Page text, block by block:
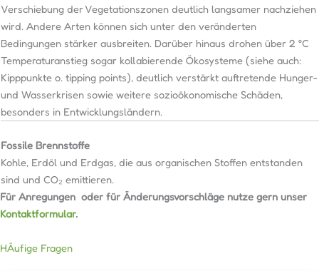
Verschiebung der Vegetationszonen deutlich langsamer nachziehen
wird. Andere Arten können sich unter den veränderten
Bedingungen stärker ausbreiten. Darüber hinaus drohen über 2 °C
Temperaturanstieg sogar kollabierende Ökosysteme (siehe auch:
Kipppunkte o. tipping points), deutlich verstärkt auftretende Hunger-
und Wasserkrisen sowie weitere sozioökonomische Schäden,
besonders in Entwicklungsländern.
Fossile Brennstoffe
Kohle, Erdöl und Erdgas, die aus organischen Stoffen entstanden
sind und CO₂ emittieren.
Für Anregungen oder für Änderungsvorschläge nutze gern unser
Kontaktformular.
HÄufige Fragen